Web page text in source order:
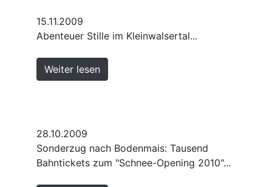
15.11.2009
Abenteuer Stille im Kleinwalsertal...
Weiter lesen
28.10.2009
Sonderzug nach Bodenmais: Tausend
Bahntickets zum "Schnee-Opening 2010"...